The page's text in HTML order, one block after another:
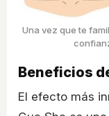
Una vez que te
Beneficios
El efecto más